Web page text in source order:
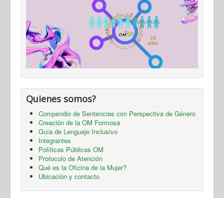
Quienes somos?
Compendio de Sentencias con Perspectiva de Género
Creación de la OM Formosa
Guía de Lenguaje Inclusivo
Integrantes
Políticas Públicas OM
Protocolo de Atención
Qué es la Oficina de la Mujer?
Ubicación y contacto